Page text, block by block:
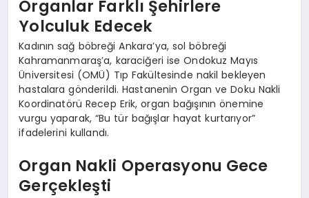
Organlar Farklı Şehirlere
Yolculuk Edecek
Kadının sağ böbreği Ankara’ya, sol böbreği
Kahramanmaraş’a, karaciğeri ise Ondokuz Mayıs
Üniversitesi (OMÜ) Tıp Fakültesinde nakil bekleyen
hastalara gönderildi. Hastanenin Organ ve Doku Nakli
Koordinatörü Recep Erik, organ bağışının önemine
vurgu yaparak, “Bu tür bağışlar hayat kurtarıyor”
ifadelerini kullandı.
Organ Nakli Operasyonu Gece
Gerçekleşti